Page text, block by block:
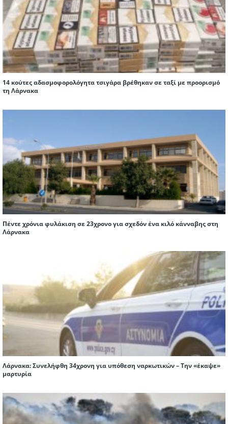
14 κούτες αδασμοφορολόγητα τσιγάρα βρέθηκαν σε ταξί με προορισμό
τη Λάρνακα
Πέντε χρόνια φυλάκιση σε 23χρονο για σχεδόν ένα κιλό κάνναβης στη
Λάρνακα
Λάρνακα: Συνελήφθη 34χρονη για υπόθεση ναρκωτικών – Την «έκαψε»
μαρτυρία